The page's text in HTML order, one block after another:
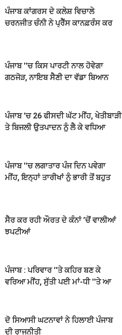
ਪੰਜਾਬ ਕਾਂਗਰਸ ਦੇ ਕਲੇਸ਼ ਵਿਚਾਲੇ
ਚਰਨਜੀਤ ਚੰਨੀ ਨੇ ਪ੍ਰੈੱਸ ਕਾਨਫ਼ਰੰਸ ਕਰ
ਪੰਜਾਬ ''ਚ ਕਿਸ ਪਾਰਟੀ ਨਾਲ ਹੋਵੇਗਾ
ਗਠਜੋੜ, ਨਾਇਬ ਸੈਣੀ ਦਾ ਵੱਡਾ ਬਿਆਨ
ਪੰਜਾਬ 'ਚ 26 ਫੀਸਦੀ ਘੱਟ ਮੀਂਹ, ਖੇਤੀਬਾੜੀ
ਤੇ ਬਿਜਲੀ ਉਤਪਾਦਨ ਨੂੰ ਲੈ ਕੇ ਵਧਿਆ
ਪੰਜਾਬ ''ਚ ਲਗਾਤਾਰ ਪੰਜ ਦਿਨ ਪਵੇਗਾ
ਮੀਂਹ, ਇਨ੍ਹਾਂ ਤਾਰੀਖਾਂ ਨੂੰ ਭਾਰੀ ਤੋਂ ਬਹੁਤ
ਸੈਰ ਕਰ ਰਹੀ ਔਰਤ ਦੇ ਕੰਨਾਂ ’ਚੋਂ ਵਾਲੀਆਂ
ਝਪਟੀਆਂ
ਪੰਜਾਬ : ਪਰਿਵਾਰ ''ਤੇ ਕਹਿਰ ਬਣ ਕੇ
ਵਰਿਆ ਮੀਂਹ, ਸੁੱਤੀ ਪਈ ਮਾਂ-ਧੀ ''ਤੇ ਆ
ਦੋ ਸਿਆਸੀ ਘਟਨਾਵਾਂ ਨੇ ਹਿਲਾਈ ਪੰਜਾਬ
ਦੀ ਰਾਜਨੀਤੀ